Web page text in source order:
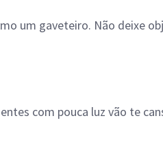
um gaveteiro. Não deixe
com pouca luz vão te